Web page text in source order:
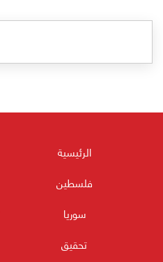
الرئيسية
فلسطين
سوريا
تحقيق